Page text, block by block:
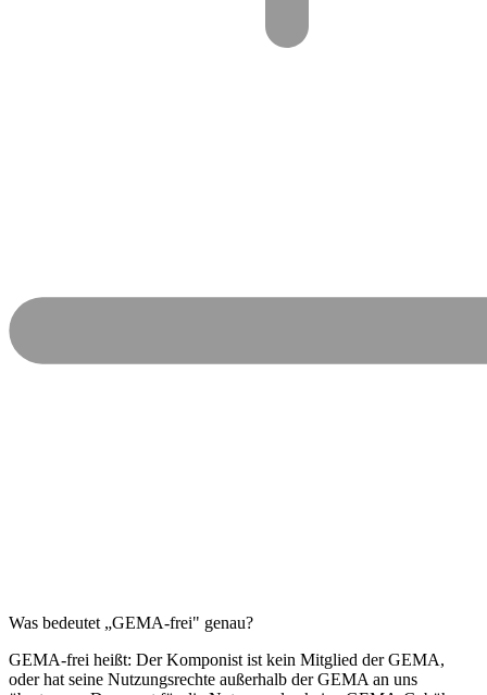
Was bedeutet „GEMA-frei" genau?
GEMA-frei heißt: Der Komponist ist kein Mitglied der GEMA,
oder hat seine Nutzungsrechte außerhalb der GEMA an uns